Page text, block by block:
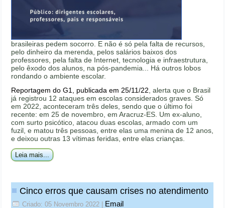
brasileiras pedem socorro. E não é só pela falta de recursos,
pelo dinheiro da merenda, pelos salários baixos dos
professores, pela falta de Internet, tecnologia e infraestrutura,
pelo êxodo dos alunos, na pós-pandemia... Há outros lobos
rondando o ambiente escolar.
Reportagem do G1, publicada em 25/11/22 , alerta que o Brasil
já registrou 12 ataques em escolas considerados graves. Só
em 2022, aconteceram três deles, sendo que o último foi
recente: em 25 de novembro, em Aracruz-ES. Um ex-aluno,
com surto psicótico, atacou duas escolas, armado com um
fuzil, e matou três pessoas, entre elas uma menina de 12 anos,
e deixou outras 13 vítimas feridas, entre elas crianças.
Leia mais...
Cinco erros que causam crises no atendimento
Criado: 05 Novembro 2022 Email